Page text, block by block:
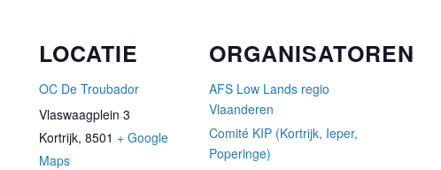
LOCATIE
OC De Troubador
Vlaswaagplein 3
Kortrijk, 8501 + Google
Maps
ORGANISATOREN
AFS Low Lands regio
Vlaanderen
Comité KIP (Kortrijk, Ieper,
Poperinge)